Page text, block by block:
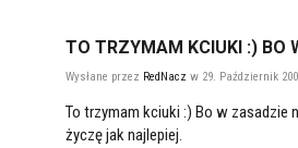
TO TRZYMAM KCIUKI :) BO
Wysłane przez RedNacz w 29. Październik
To trzymam kciuki :) Bo w zasadzie
życzę jak najlepiej.